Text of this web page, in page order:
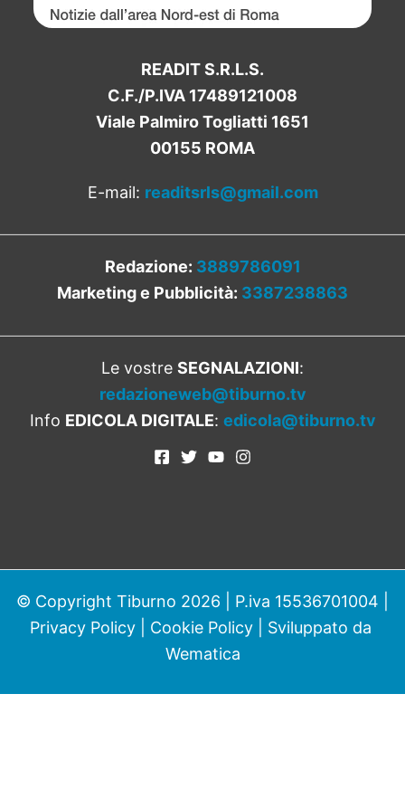
READIT S.R.L.S.
C.F./P.IVA 17489121008
Viale Palmiro Togliatti 1651
00155 ROMA
E-mail: readitsrls@gmail.com
Redazione: 3889786091
Marketing e Pubblicità: 3387238863
Le vostre SEGNALAZIONI:
redazioneweb@tiburno.tv
Info EDICOLA DIGITALE: edicola@tiburno.tv
© Copyright Tiburno 2026 | P.iva 15536701004 |
Privacy Policy| Cookie Policy| Sviluppato da
Wematica